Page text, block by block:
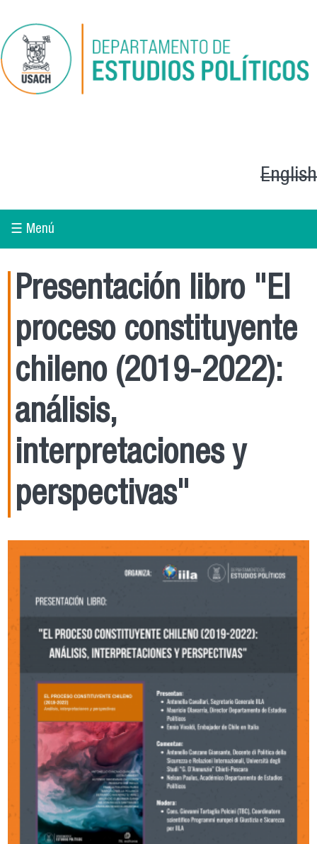
English
☰ Menú
Presentación libro "El
proceso constituyente
chileno (2019-2022):
análisis,
interpretaciones y
perspectivas"